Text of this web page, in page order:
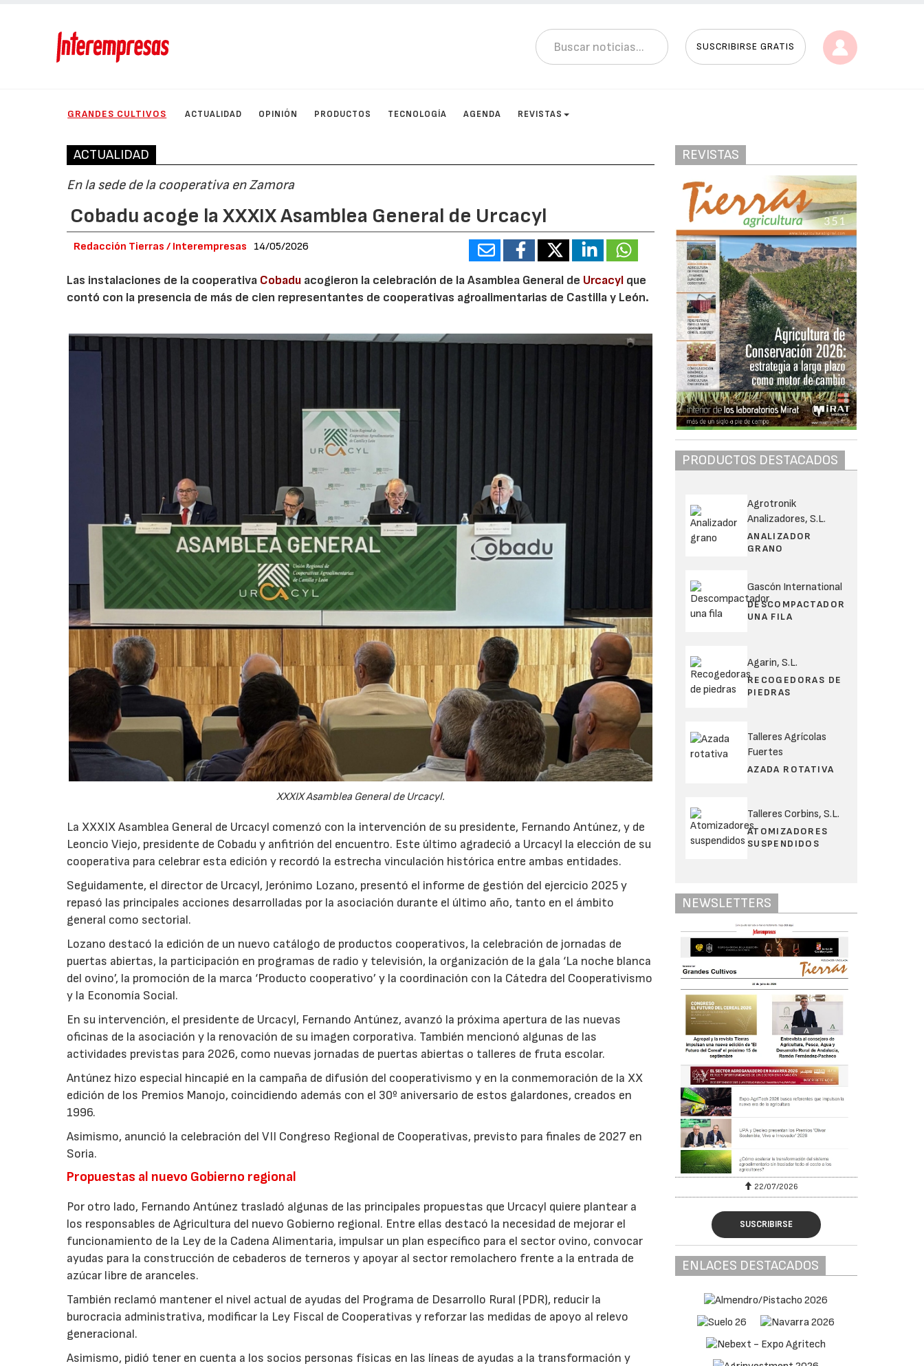
SUSCRIBIRSE GRATIS
GRANDES CULTIVOS ACTUALIDAD OPINIÓN PRODUCTOS TECNOLOGÍA AGENDA REVISTAS
ACTUALIDAD
En la sede de la cooperativa en Zamora
Cobadu acoge la XXXIX Asamblea General de Urcacyl
Redacción Tierras / Interempresas 14/05/2026
Las instalaciones de la cooperativa Cobadu acogieron la celebración de la Asamblea General de Urcacyl que
contó con la presencia de más de cien representantes de cooperativas agroalimentarias de Castilla y León.
XXXIX Asamblea General de Urcacyl.
La XXXIX Asamblea General de Urcacyl comenzó con la intervención de su presidente, Fernando Antúnez, y de
Leoncio Viejo, presidente de Cobadu y anfitrión del encuentro. Este último agradeció a Urcacyl la elección de su
cooperativa para celebrar esta edición y recordó la estrecha vinculación histórica entre ambas entidades.
Seguidamente, el director de Urcacyl, Jerónimo Lozano, presentó el informe de gestión del ejercicio 2025 y
repasó las principales acciones desarrolladas por la asociación durante el último año, tanto en el ámbito
general como sectorial.
Lozano destacó la edición de un nuevo catálogo de productos cooperativos, la celebración de jornadas de
puertas abiertas, la participación en programas de radio y televisión, la organización de la gala ‘La noche blanca
del ovino’, la promoción de la marca ‘Producto cooperativo’ y la coordinación con la Cátedra del Cooperativismo
y la Economía Social.
En su intervención, el presidente de Urcacyl, Fernando Antúnez, avanzó la próxima apertura de las nuevas
oficinas de la asociación y la renovación de su imagen corporativa. También mencionó algunas de las
actividades previstas para 2026, como nuevas jornadas de puertas abiertas o talleres de fruta escolar.
Antúnez hizo especial hincapié en la campaña de difusión del cooperativismo y en la conmemoración de la XX
edición de los Premios Manojo, coincidiendo además con el 30º aniversario de estos galardones, creados en
1996.
Asimismo, anunció la celebración del VII Congreso Regional de Cooperativas, previsto para finales de 2027 en
Soria.
Propuestas al nuevo Gobierno regional
Por otro lado, Fernando Antúnez trasladó algunas de las principales propuestas que Urcacyl quiere plantear a
los responsables de Agricultura del nuevo Gobierno regional. Entre ellas destacó la necesidad de mejorar el
funcionamiento de la Ley de la Cadena Alimentaria, impulsar un plan específico para el sector ovino, convocar
ayudas para la construcción de cebaderos de terneros y apoyar al sector remolachero frente a la entrada de
azúcar libre de aranceles.
También reclamó mantener el nivel actual de ayudas del Programa de Desarrollo Rural (PDR), reducir la
burocracia administrativa, modificar la Ley Fiscal de Cooperativas y reforzar las medidas de apoyo al relevo
generacional.
Asimismo, pidió tener en cuenta a los socios personas físicas en las líneas de ayudas a la transformación y
REVISTAS
PRODUCTOS DESTACADOS
Agrotronik
Analizadores, S.L.
ANALIZADOR
GRANO
Gascón International
DESCOMPACTADOR
UNA FILA
Agarin, S.L.
RECOGEDORAS DE
PIEDRAS
Talleres Agrícolas
Fuertes
AZADA ROTATIVA
Talleres Corbins, S.L.
ATOMIZADORES
SUSPENDIDOS
NEWSLETTERS
22/07/2026
SUSCRIBIRSE
ENLACES DESTACADOS